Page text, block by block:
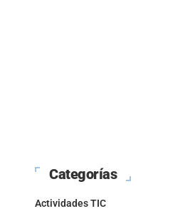
Categorías
Actividades TIC